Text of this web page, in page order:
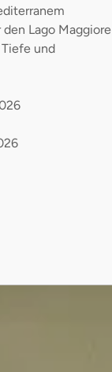
Lago Maggiore
und